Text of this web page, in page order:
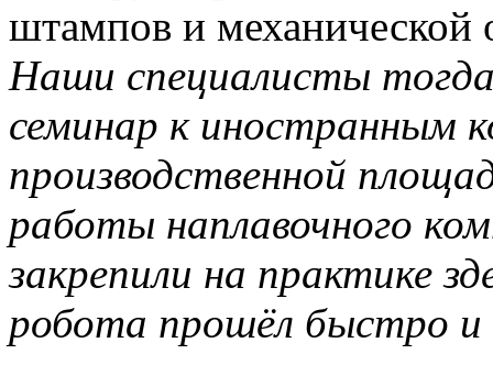
штампов и
Наши специалисты
семинар к иностранным
производственной
работы наплавочного
закрепили на практике
робота прошёл быстро и